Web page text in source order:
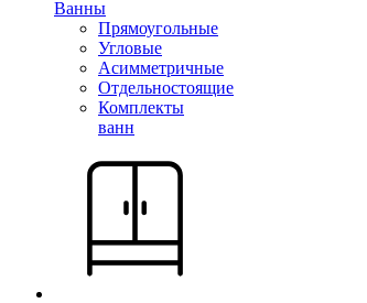
Ванны
Прямоугольные
Угловые
Асимметричные
Отдельностоящие
Комплекты
ванн